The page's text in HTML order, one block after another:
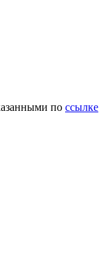
по ссылке